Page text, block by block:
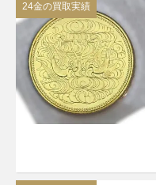
24金の買取実績